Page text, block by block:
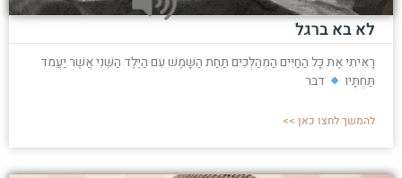
לא בא ברגל
רָאִיתִי אֶת כָּל הַחַיִּים הַמְהַלְּכִים תַּחַת הַשָּׁמֶשׁ עִם הַיֶּלֶד הַשֵּׁנִי אֲשֶׁר יַעֲמֹד
תַּחְתָּיו
דבר
להמשך לחצו כאן >>